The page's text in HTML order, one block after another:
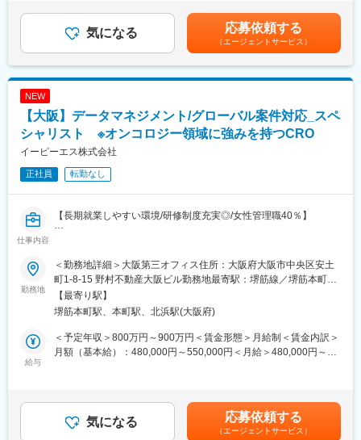
ポーツサークル活動も盛んで、ファミリーのような雰囲気も特徴
です。
通じてグローバルに対応できる人材を輩出できることが特徴の一
つです。
■働き方
・月12回の在宅勤務制度あり※入社後半年後に利用可
「自然と健康を科学する」を経営理念に、医療用漢方製剤市場で
は84.6％という圧倒的に高いシェアを誇っています。
・現在、薬価収載され健康保険が適用となっている漢方薬は148
の生薬を取り扱っています。当社では今後、新しい漢方製剤を開
・漢方製剤は特許が存在しないため、誰でも自由に作ることが可
ためには既存製品と生物学的同等性を証明する必要があります
が、多成分系の薬剤である漢方製剤は証明が非常に困難であり、
現在後発品として認められている薬剤がないのが現状です。
・2024年度における医療用漢方製剤市場は薬価ベースで2,280億
講座が必修化されており、今後の漢方ニーズの高まりが予測され
ます。合わせて全国84の大学病院でも漢方外来の設置が進められ
考を通じて上下する可能性があります。月給(月額)は固定手当を含
めた表記です。
気になる 応募依頼する
（エージェントサービス）
NEW
【大阪】データマネジメント/グローバル案件対応_スペ
シャリスト ※オンコロジー領域に強みを持つCRO
イーピーエス株式会社
正社員 転勤なし
仕事内容
【長期就業しやすい環境/研修制度充実◎/女性管理職40％】
当社のデータマネジメント部門において、グローバル案件対応の
仕組みづくりや戦略立案をリードするスペシャリストとして活躍
いただきます。
具体的には以下の業務を担当します。
■業務内容：
・グローバル案件の引合戦略立案
議ファシリテーション
・部署メンバーの育成（英語力・業務スキル）
・グローバル対応標準化やプロセス改善の推進
勤務地
＜勤務地詳細＞大阪第三オフィス住所：大阪府大阪市中央区安土
町1-8-15 野村不動産大阪ビル勤務地最寄駅：堺筋線／堺筋本町駅
受動喫煙対策：屋内全面禁煙変更の範囲：会社の定める事業所
【最寄り駅】
堺筋本町駅、本町駅、北浜駅(大阪府)
給与
＜予定年収＞800万円～900万円＜賃金形態＞月給制＜賃金内訳＞
月額（基本給）：480,000円～550,000円＜月給＞480,000円～
与10月）賃金はあくまでも目安の金額であり、選考を通じて上下
する可能性があります。月給(月額)は固定手当を含めた表記です。
気になる 応募依頼する
（エージェントサービス）